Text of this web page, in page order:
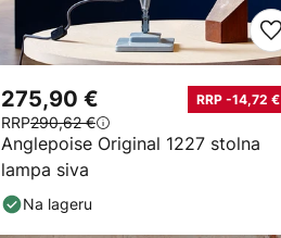
Anglepoise Original 1227 stolna
lampa siva
275,90 € RRP -14,72 €
RRP290,62 €
Na lageru